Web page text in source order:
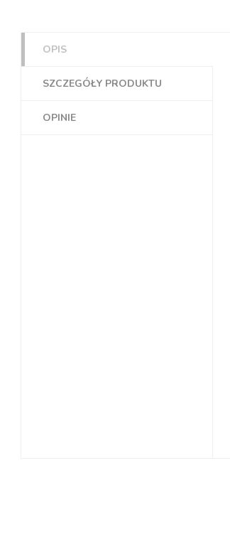
OPIS
SZCZEGÓŁY PRODUKTU
OPINIE